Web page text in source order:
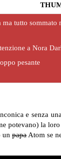
ma tutto
a Nora
pesante
e senza
potevano) la
un papa Atom se